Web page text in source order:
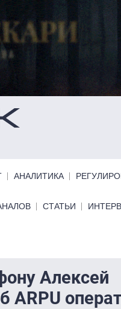
АНАЛИТИКА
СТАТЬИ
Алексей
ARPU